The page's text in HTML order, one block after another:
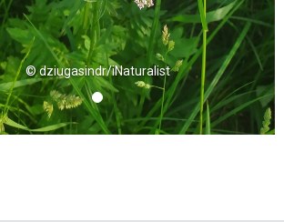
© dziugasindr/iNaturalist